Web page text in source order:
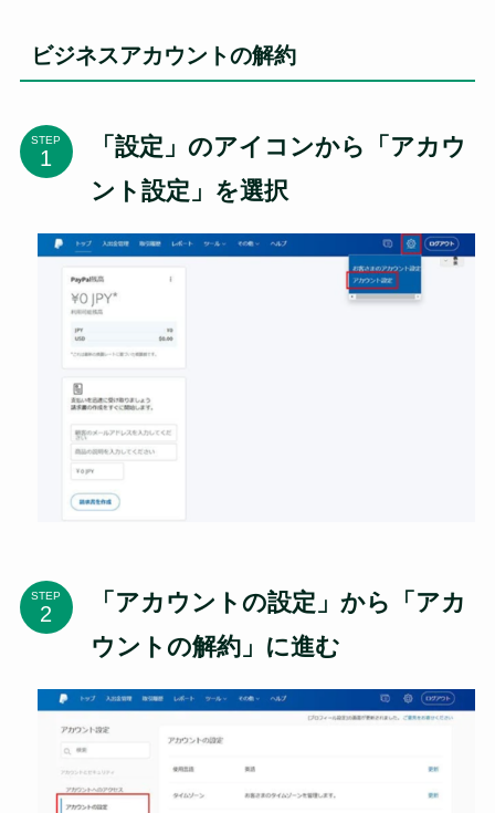
ビジネスアカウントの解約
STEP
「設定」のアイコンから「アカウ
ント設定」を選択
STEP
「アカウントの設定」から「アカ
ウントの解約」に進む